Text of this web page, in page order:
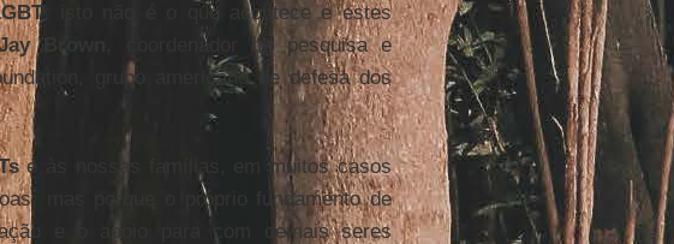
, isto não é o que acontece e estes
Brown
, coordenador de pesquisa e
grupo americano de defesa dos
e às nossas famílias, em muitos casos
mas porque o próprio fundamento de
e o apoio para com demais seres